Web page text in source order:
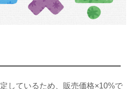
しているため、販売価格×10%で